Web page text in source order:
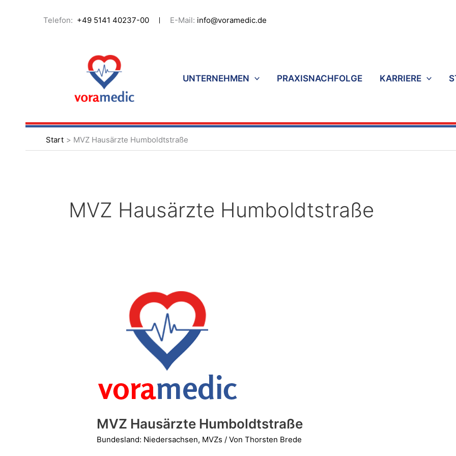
InhaltTelefon: +49 5141 40237-00 E-Mail: info@voramedic.de
UNTERNEHMEN PRAXISNACHFOLGE KARRIERE
Start MVZ Hausärzte Humboldtstraße
MVZ Hausärzte Humboldtstraße
MVZ Hausärzte Humboldtstraße
Bundesland: Niedersachsen, MVZs / VonThorsten Brede
Humboldtstraße